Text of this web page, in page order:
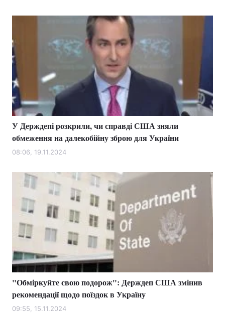
У Держдепі розкрили, чи справді США зняли
обмеження на далекобійну зброю для України
08:06, 19.11.2024
"Обміркуйте свою подорож": Держдеп США змінив
рекомендації щодо поїздок в Україну
09:55, 15.11.2024